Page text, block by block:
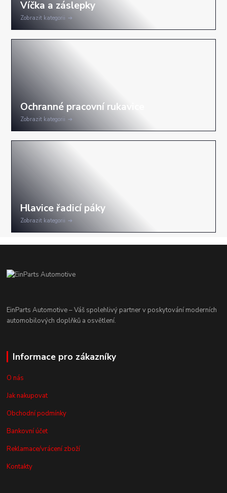
Zobrazit kategorii
Zobrazit kategorii
Zobrazit kategorii
EinParts Automotive – Váš spolehlivý partner v poskytování moderních
automobilových doplňků a osvětlení.
Informace pro zákazníky
O nás
Jak nakupovat
Obchodní podmínky
Bankovní účet
Reklamace/vrácení zboží
Kontakty